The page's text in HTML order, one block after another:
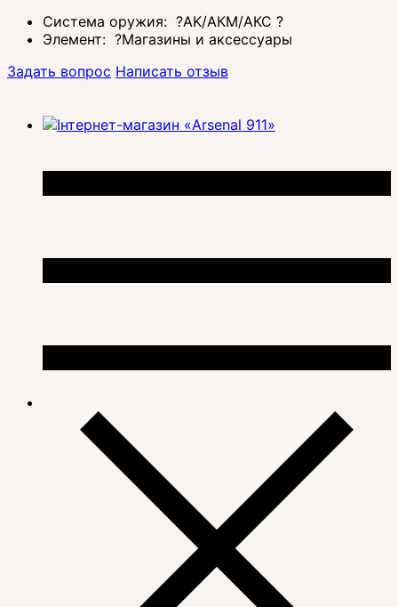
Система оружия: ?AK/АКМ/АКС ?
Элемент: ?Магазины и аксессуары
Задать вопрос Написать отзыв